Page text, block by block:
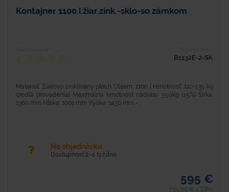
Kontajner 1100 l žiar.zink.-sklo-so zámkom
B1132E-2-SK
Materiál: Žiarovo zinkovaný plech Objem: 1100 l Hmotnosť: 110-135 kg
(podľa prevedenia) Maximálna hmotnosť nádoby: 550kg (±5%) Šírka:
1360 mm Hĺbka: 1001 mm Výška: 1430 mm -...
Na objednávku
Dostupnosť 2-4 týždne
595 €